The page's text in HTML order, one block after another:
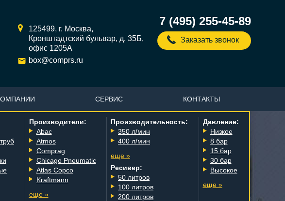
125499, г. Москва,
Кронштадтский бульвар, д. 35Б,
офис 1205А
box@comprs.ru
7 (495) 255-45-89
Заказать звонок
Производители:
Abac
Atmos
Comprag
Chicago Pneumatic
Atlas Copco
Kraftmann
еще »
Производительность:
350 л/мин
400 л/мин
еще »
Ресивер:
50 литров
100 литров
200 литров
Давление:
Низкое
8 бар
15 бар
30 бар
Высокое
еще »
СЕРВИС КОНТАКТЫ